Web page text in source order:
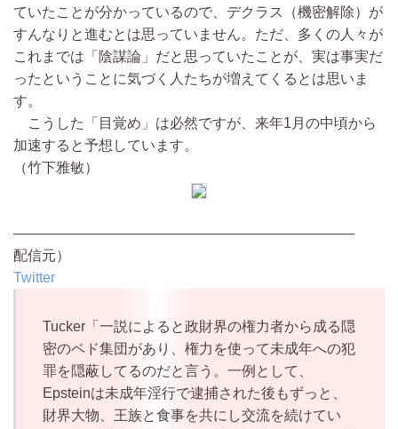
ていたことが分かっているので、デクラス（機密解除）が
すんなりと進むとは思っていません。ただ、多くの人々が
これまでは「陰謀論」だと思っていたことが、実は事実だ
ったということに気づく人たちが増えてくるとは思いま
す。
こうした「目覚め」は必然ですが、来年1月の中頃から
加速すると予想しています。
（竹下雅敏）
————————————————————————
配信元）
Twitter
Tucker「一説によると政財界の権力者から成る隠
密のペド集団があり、権力を使って未成年への犯
罪を隠蔽してるのだと言う。一例として、
Epsteinは未成年淫行で逮捕された後もずっと、
財界大物、王族と食事を共にし交流を続けてい